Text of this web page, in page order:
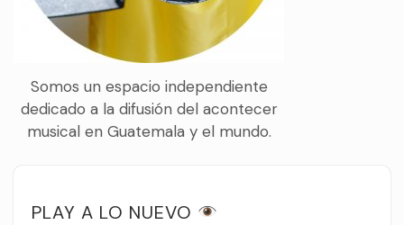
Somos un espacio independiente
dedicado a la difusión del acontecer
musical en Guatemala y el mundo.
PLAY A LO NUEVO